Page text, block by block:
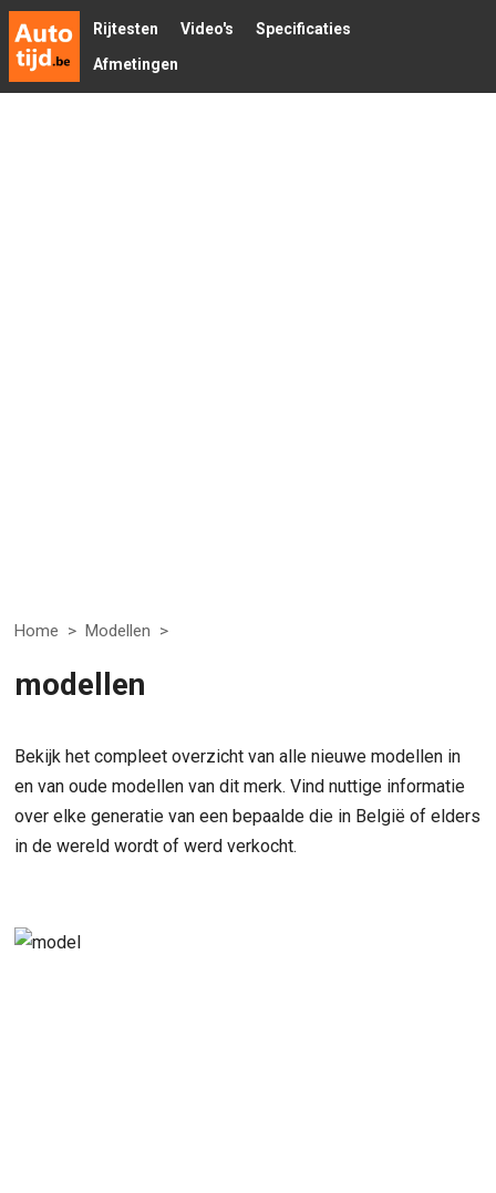
Rijtesten Video's
Specificaties
Afmetingen
Home > Modellen >
modellen
Bekijk het compleet overzicht van alle nieuwe modellen in
en van oude modellen van dit merk. Vind nuttige informatie
over elke generatie van een bepaalde die in België of elders
in de wereld wordt of werd verkocht.